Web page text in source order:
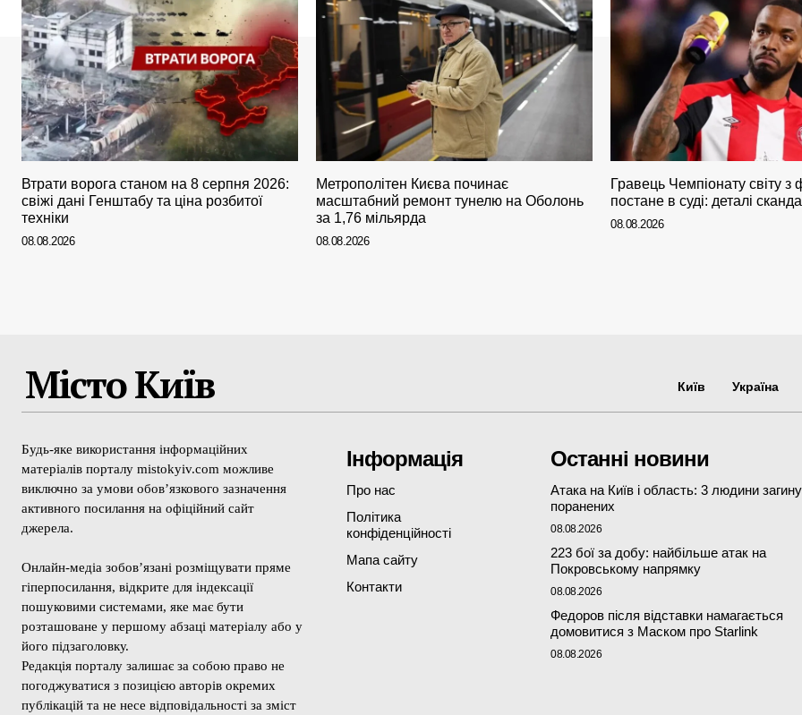
Втрати ворога станом на 8 серпня 2026:
свіжі дані Генштабу та ціна розбитої
техніки
08.08.2026
Метрополітен Києва починає
масштабний ремонт тунелю на Оболонь
за 1,76 мільярда
08.08.2026
Гравець Чемпіонату світу з
постане в суді: деталі
08.08.2026
Місто Київ Київ Україна
Будь-яке використання інформаційних
матеріалів порталу mistokyiv.com можливе
виключно за умови обов’язкового зазначення
активного посилання на офіційний сайт
джерела.
Онлайн-медіа зобов’язані розміщувати пряме
гіперпосилання, відкрите для індексації
пошуковими системами, яке має бути
розташоване у першому абзаці матеріалу або у
його підзаголовку.
Редакція порталу залишає за собою право не
погоджуватися з позицією авторів окремих
публікацій та не несе відповідальності за зміст
Інформація
Про нас
Політика
конфіденційності
Мапа сайту
Контакти
Останні новини
Атака на Київ і область: 3 людини
поранених
08.08.2026
223 бої за добу: найбільше атак на
Покровському напрямку
08.08.2026
Федоров після відставки намагається
домовитися з Маском про Starlink
08.08.2026